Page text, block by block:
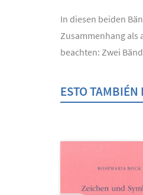
In diesen beiden
Zusammenhang als
beachten: Zwei
ESTO TAMBIÉN